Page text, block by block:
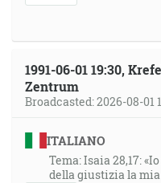
1991-06-01 19:30,
Zentrum
Broadcasted: 2026-08-01
ITALIANO
Tema: Isaia 28,17:
della giustizia la